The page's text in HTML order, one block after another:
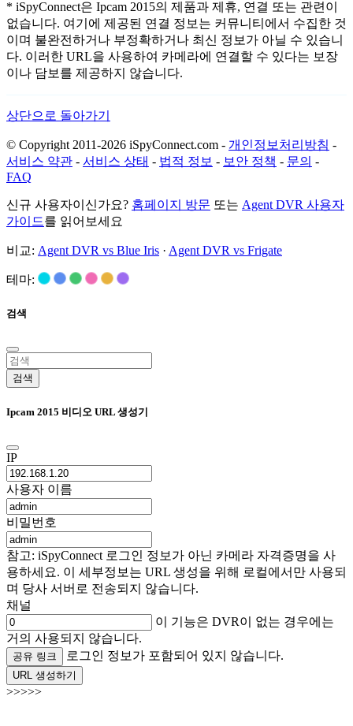
* iSpyConnect은 Ipcam 2015의 제품과 제휴, 연결 또는 관련이
없습니다. 여기에 제공된 연결 정보는 커뮤니티에서 수집한 것
이며 불완전하거나 부정확하거나 최신 정보가 아닐 수 있습니
다. 이러한 URL을 사용하여 카메라에 연결할 수 있다는 보장
이나 담보를 제공하지 않습니다.
상단으로 돌아가기
© Copyright 2011-2026 iSpyConnect.com - 개인정보처리방침 -
서비스 약관 - 서비스 상태 - 법적 정보 - 보안 정책 - 문의 -
FAQ
신규 사용자이신가요? 홈페이지 방문 또는 Agent DVR 사용자
가이드를 읽어보세요
비교: Agent DVR vs Blue Iris · Agent DVR vs Frigate
테마:
검색
검색
Ipcam 2015 비디오 URL 생성기
IP
사용자 이름
비밀번호
참고: iSpyConnect 로그인 정보가 아닌 카메라 자격증명을 사
용하세요. 이 세부정보는 URL 생성을 위해 로컬에서만 사용되
며 당사 서버로 전송되지 않습니다.
채널
이 기능은 DVR이 없는 경우에는
거의 사용되지 않습니다.
공유 링크 로그인 정보가 포함되어 있지 않습니다.
URL 생성하기
>>>>>